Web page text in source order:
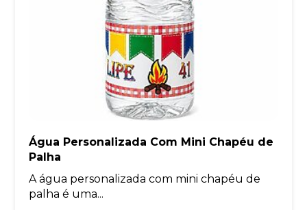
Água Personalizada Com Mini Chapéu de
Palha
A água personalizada com mini chapéu de
palha é uma...